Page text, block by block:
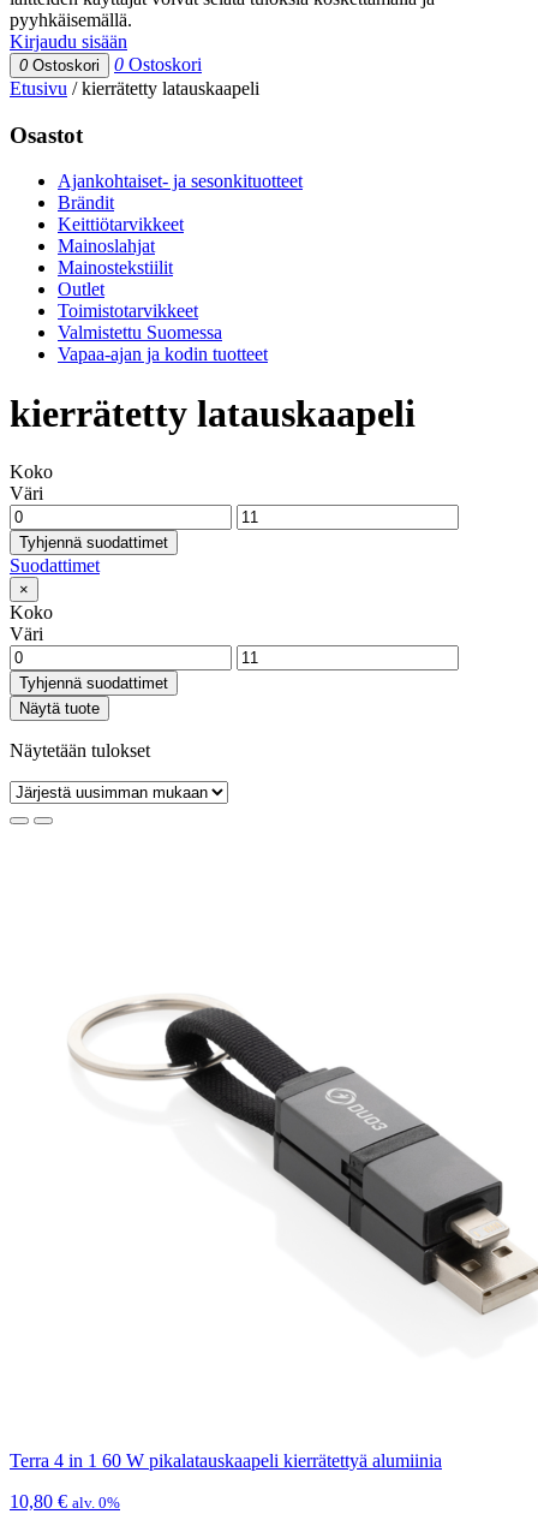
pyyhkäisemällä.
Kirjaudu sisään
0 Ostoskori 0 Ostoskori
Etusivu /kierrätetty latauskaapeli
Osastot
Ajankohtaiset- ja sesonkituotteet
Brändit
Keittiötarvikkeet
Mainoslahjat
Mainostekstiilit
Outlet
Toimistotarvikkeet
Valmistettu Suomessa
Vapaa-ajan ja kodin tuotteet
kierrätetty latauskaapeli
Koko
Väri
Tyhjennä suodattimet
Suodattimet
×
Koko
Väri
Tyhjennä suodattimet
Näytä tuote
Näytetään tulokset
Terra 4 in 1 60 W pikalatauskaapeli kierrätettyä alumiinia
10,80 € alv. 0%